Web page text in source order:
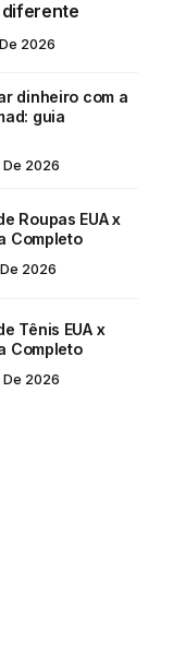
diferente
2026
dinheiro com a
guia
De 2026
Roupas EUA x
Completo
2026
Tênis EUA x
Completo
De 2026